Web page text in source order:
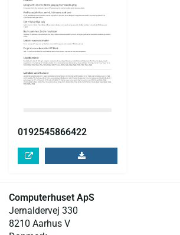
0192545866422
Computerhuset ApS
Jernaldervej 330
8210 Aarhus V